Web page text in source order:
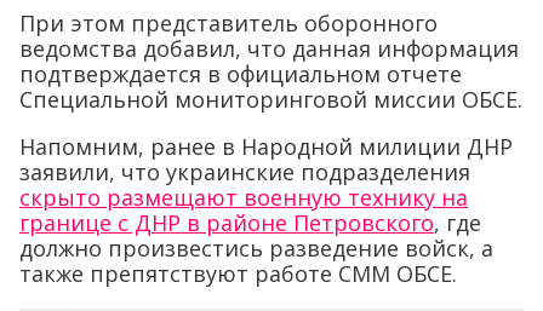
При этом представитель оборонного
ведомства добавил, что данная информация
подтверждается в официальном отчете
Специальной мониторинговой миссии ОБСЕ.
Напомним, ранее в Народной милиции ДНР
заявили, что украинские подразделения
скрыто размещают военную технику на
границе с ДНР в районе Петровского, где
должно произвестись разведение войск, а
также препятствуют работе СММ ОБСЕ.